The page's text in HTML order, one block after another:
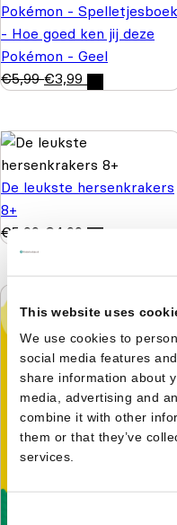
This website uses
We use cookies to
social media features
share information about
media, advertising and
combine it with other
them or that they’ve
services.
Pokémon - Spelletjesboek
- Hoe goed ken jij deze
Pokémon - Geel
€5,99 €3,99
De leukste hersenkrakers
8+
€5,99 € 4,99